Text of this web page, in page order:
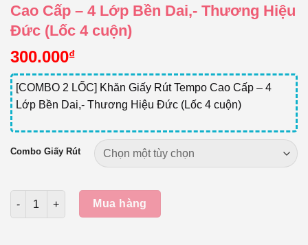
Cao Cấp – 4 Lớp Bền Dai,- Thương Hiệu
Đức (Lốc 4 cuộn)
300.000₫
[COMBO 2 LỐC] Khăn Giấy Rút Tempo Cao Cấp – 4
Lớp Bền Dai,- Thương Hiệu Đức (Lốc 4 cuộn)
Combo Giấy Rút
Số lượng
Mua hàng